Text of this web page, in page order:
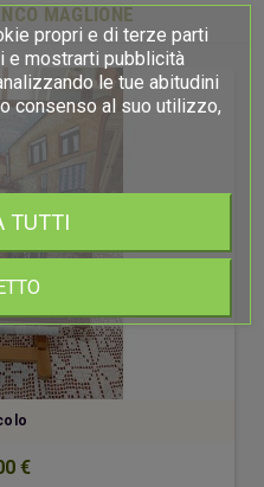
MAGLIONE
€
propri e di terze parti
e mostrarti pubblicità
le tue abitudini
consenso al suo utilizzo,
TUTTI